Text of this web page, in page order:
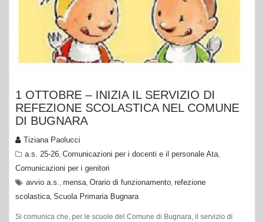
1 OTTOBRE – INIZIA IL SERVIZIO DI
DI BUGNARA
Tiziana Paolucci
a.s. 25-26 ,Comunicazioni per i docenti e il personale Ata
Comunicazioni per i genitori
avvio a.s.,mensa,Orario di funzionamento ,refezione
scolastica,Scuola Primaria Bugnara
Si comunica che, per le scuole del Comune di Bugnara, il servizio di
refezione scolastica, sarà attivo da mercoledì 1 ottobre 2025, come da
Comunicato del Comune di Bugnara. Orari e avvio refezione scolastica